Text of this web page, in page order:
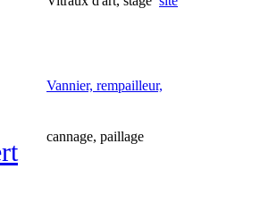
Vannier, rempailleur,
cannage, paillage